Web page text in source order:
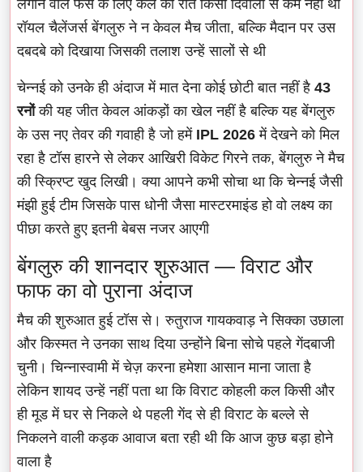
लगाने वाले फैंस के लिए कल की रात किसी दिवाली से कम नहीं थी
रॉयल चैलेंजर्स बेंगलुरु ने न केवल मैच जीता, बल्कि मैदान पर उस
दबदबे को दिखाया जिसकी तलाश उन्हें सालों से थी
चेन्नई को उनके ही अंदाज में मात देना कोई छोटी बात नहीं है 43
रनोंकी यह जीत केवल आंकड़ों का खेल नहीं है बल्कि यह बेंगलुरु
के उस नए तेवर की गवाही है जो हमें IPL 2026 में देखने को मिल
रहा है टॉस हारने से लेकर आखिरी विकेट गिरने तक, बेंगलुरु ने मैच
की स्क्रिप्ट खुद लिखी। क्या आपने कभी सोचा था कि चेन्नई जैसी
मंझी हुई टीम जिसके पास धोनी जैसा मास्टरमाइंड हो वो लक्ष्य का
पीछा करते हुए इतनी बेबस नजर आएगी
बेंगलुरु की शानदार शुरुआत — विराट और
फाफ का वो पुराना अंदाज
मैच की शुरुआत हुई टॉस से। रुतुराज गायकवाड़ ने सिक्का उछाला
और किस्मत ने उनका साथ दिया उन्होंने बिना सोचे पहले गेंदबाजी
चुनी। चिन्नास्वामी में चेज़ करना हमेशा आसान माना जाता है
लेकिन शायद उन्हें नहीं पता था कि विराट कोहली कल किसी और
ही मूड में घर से निकले थे पहली गेंद से ही विराट के बल्ले से
निकलने वाली कड़क आवाज बता रही थी कि आज कुछ बड़ा होने
वाला है